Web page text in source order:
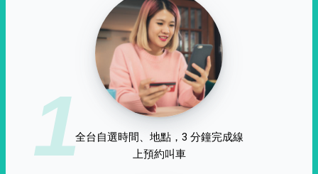
1全台自選時間、地點，3 分鐘完成線
上預約叫車